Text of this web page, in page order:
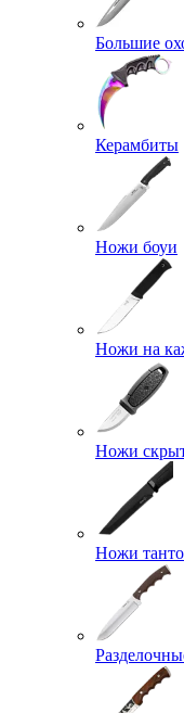
Большие
Керамбиты
Ножи боуи
Ножи на
Ножи
Ножи танто